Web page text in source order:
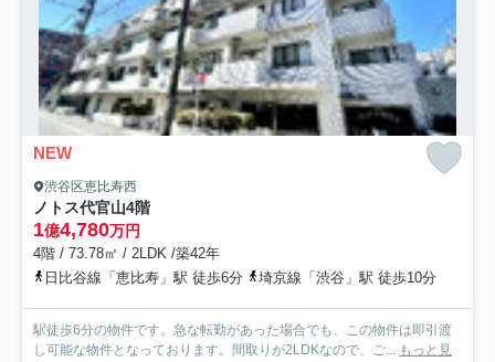
NEW
渋谷区恵比寿西
ノトス代官山4階
1億4,780万円
4階 / 73.78㎡ / 2LDK /築42年
日比谷線「恵比寿」駅 徒歩6分
埼京線「渋谷」駅 徒歩10分
駅徒歩6分の物件です。急な転勤があった場合でも、この物件は即引渡
し可能な物件となっております。間取りが2LDKなので、ご... もっと見